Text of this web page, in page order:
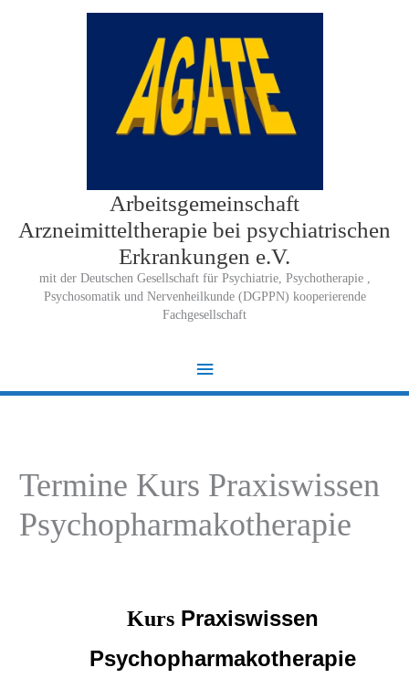
Arbeitsgemeinschaft
Arzneimitteltherapie bei psychiatrischen
Erkrankungen e.V.
mit der Deutschen Gesellschaft für Psychiatrie, Psychotherapie ,
Psychosomatik und Nervenheilkunde (DGPPN) kooperierende
Fachgesellschaft
Hauptmenü
Termine Kurs Praxiswissen
Psychopharmakotherapie
Kurs Praxiswissen
Psychopharmakotherapie